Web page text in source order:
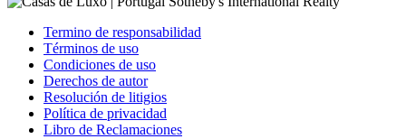
Termino de responsabilidad
Términos de uso
Condiciones de uso
Derechos de autor
Resolución de litigios
Política de privacidad
Libro de Reclamaciones